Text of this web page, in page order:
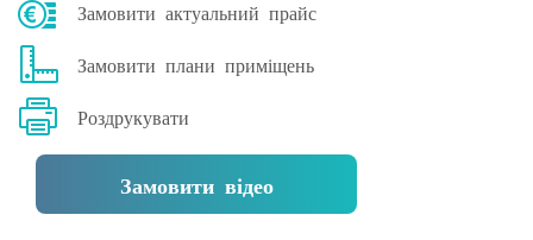
Замовити актуальний прайс
Замовити плани приміщень
Роздрукувати
Замовити відео